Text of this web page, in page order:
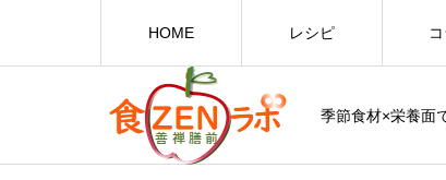
季節食材×栄養面
HOME レシピ